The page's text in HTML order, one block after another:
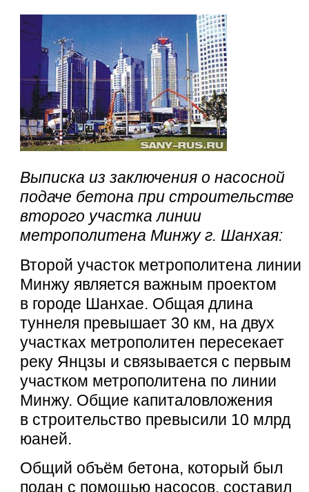
Выписка из заключения о насосной
подаче бетона при строительстве
второго участка линии
метрополитена Минжу г. Шанхая:
Второй участок метрополитена линии
Минжу является важным проектом
в городе Шанхае. Общая длина
туннеля превышает 30 км, на двух
участках метрополитен пересекает
реку Янцзы и связывается с первым
участком метрополитена по линии
Минжу. Общие капиталовложения
в строительство превысили 10 млрд
юаней.
Общий объём бетона, который был
подан с помощью насосов, составил